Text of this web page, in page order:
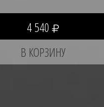
4 540